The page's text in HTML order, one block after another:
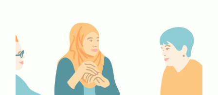
KOULUTUSWEBINAARI